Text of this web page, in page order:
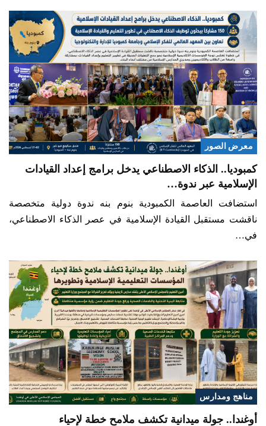
معرض الصور
كمبوديا.. الذكاء الاصطناعي يدخل برامج إعداد القيادات
الإسلامية عبر ندوة…
استضافت العاصمة الكمبودية بنوم بنه ندوة دولية متخصصة
ناقشت مستقبل القيادة الإسلامية في عصر الذكاء الاصطناعي،
في…
مناهج ومدارس
أوغندا.. جولة ميدانية تكشف ملامح خطة لإحياء